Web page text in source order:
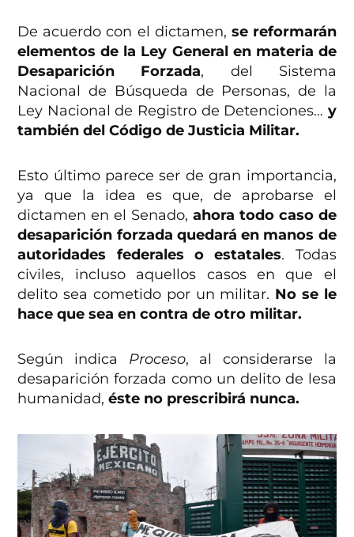
De acuerdo con el dictamen, se reformarán
elementos de la Ley General en materia de
Desaparición Forzada, del Sistema
Nacional de Búsqueda de Personas, de la
Ley Nacional de Registro de Detenciones… y
también del Código de Justicia Militar.
Esto último parece ser de gran importancia,
ya que la idea es que, de aprobarse el
dictamen en el Senado, ahora todo caso de
desaparición forzada quedará en manos de
autoridades federales o estatales. Todas
civiles, incluso aquellos casos en que el
delito sea cometido por un militar. No se le
hace que sea en contra de otro militar.
Según indica Proceso, al considerarse la
desaparición forzada como un delito de lesa
humanidad,éste no prescribirá nunca.